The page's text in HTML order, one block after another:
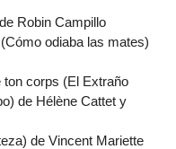
Robin Campillo
odiaba las mates)
ton corps (El Extraño
de Hélène Cattet y
de Vincent Mariette